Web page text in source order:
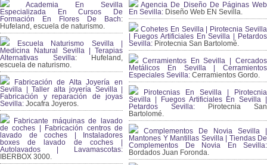
Academia En Sevilla
Especializada En Cursos De
Formación En Flores De Bach:
Hufeland, escuela de naturismo.
Escuela Naturismo Sevilla |
Medicina Natural Sevilla | Terapias
Alternativas Sevilla: Hufeland,
escuela de naturismo.
Fabricación de Alta Joyería en
Sevilla | Taller alta joyería Sevilla |
Fabricación y reparación de joyas
Sevilla: Jocafra Joyeros.
Fabricante máquinas de lavado
de coches | Fabricación centros de
lavado de coches | Instaladores
boxes de lavado de coches |
Autolavados | Lavamascotas:
IBERBOX 3000.
Agencia De Diseño De Páginas Web
En Sevilla: Diseño Web EN Sevilla.
Cohetes En Sevilla | Pirotecnia Sevilla
| Fuegos Artificiales En Sevilla | Petardos
Sevilla: Pirotecnia San Bartolomé.
Cerramientos En Sevilla | Cercados
Metálicos En Sevilla | Cerramientos
Especiales Sevilla: Cerramientos Gordo.
Pirotecnias En Sevilla | Pirotecnia
Sevilla | Fuegos Artificiales En Sevilla |
Petardos Sevilla: Pirotecnia San
Bartolomé.
Complementos De Novia Sevilla |
Mantones Y Mantillas Sevilla | Tiendas De
Complementos De Novia En Sevilla:
Bordados Juan Foronda.